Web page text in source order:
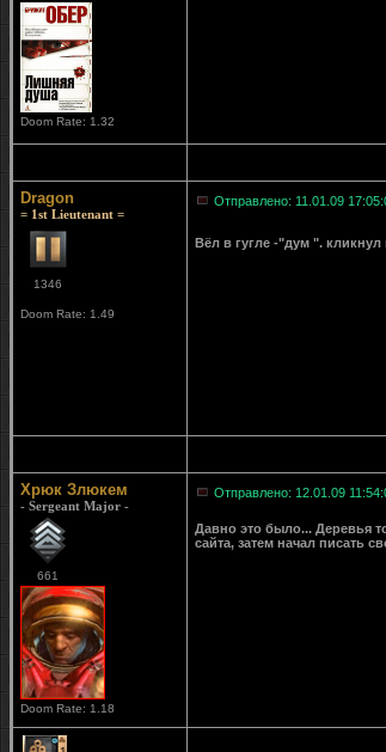
Doom Rate: 1.32
Dragon
= 1st Lieutenant =
1346
Doom Rate: 1.49
Отправлено: 11.01.09
Вёл в гугле -"дум ".
Хрюк Злюкем
- Sergeant Major -
661
Doom Rate: 1.18
Отправлено: 12.01.09
Давно это было... Деревья
сайта, затем начал писать